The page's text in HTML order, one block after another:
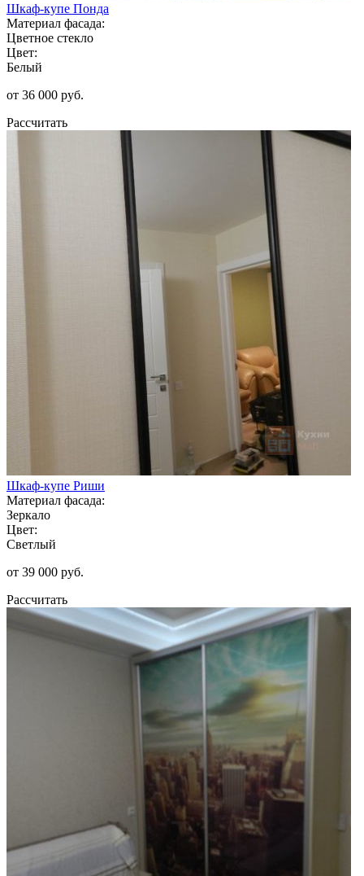
Шкаф-купе Понда
Материал фасада:
Цветное стекло
Цвет:
Белый
от 36 000 руб.
Рассчитать
Шкаф-купе Риши
Материал фасада:
Зеркало
Цвет:
Светлый
от 39 000 руб.
Рассчитать